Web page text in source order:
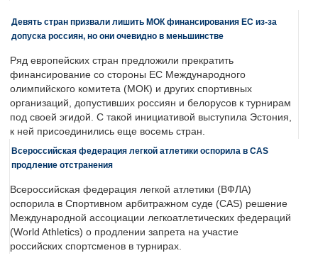
Девять стран призвали лишить МОК финансирования ЕС из-за
допуска россиян, но они очевидно в меньшинстве
Ряд европейских стран предложили прекратить
финансирование со стороны ЕС Международного
олимпийского комитета (МОК) и других спортивных
организаций, допустивших россиян и белорусов к турнирам
под своей эгидой. С такой инициативой выступила Эстония,
к ней присоединились еще восемь стран.
Всероссийская федерация легкой атлетики оспорила в CAS
продление отстранения
Всероссийская федерация легкой атлетики (ВФЛА)
оспорила в Спортивном арбитражном суде (CAS) решение
Международной ассоциации легкоатлетических федераций
(World Athletics) о продлении запрета на участие
российских спортсменов в турнирах.